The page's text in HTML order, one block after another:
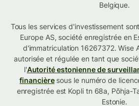
Belgique.
Tous les services d'investissement
Europe AS, société enregistrée en
d'immatriculation 16267372. Wise
autorisée et régulée en tant que
l'Autorité estonienne de
financièresous le numéro de
enregistrée est Kopli tn 68a, Põhja-
Estonie.